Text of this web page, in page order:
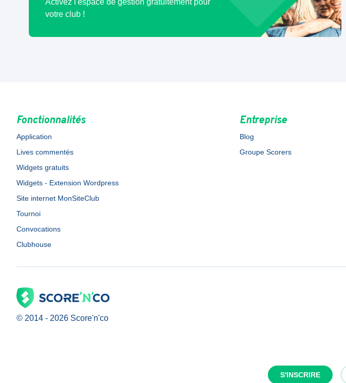
S'INSCRIRE
Activez l'espace de gestion gratuitement pour
votre club !
Fonctionnalités
Application
Lives commentés
Widgets gratuits
Widgets - Extension Wordpress
Site internet MonSiteClub
Tournoi
Convocations
Clubhouse
Entreprise
Blog
Groupe Scorers
© 2014 - 2026 Score'n'co